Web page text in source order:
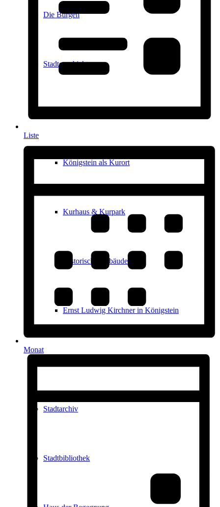
Die Burgen
Stadtgeschichte
Königstein als Kurort
Kurhaus & Kurpark
Historische Gebäude
Ernst Ludwig Kirchner in Königstein
Stadtarchiv
Stadtbibliothek
Liste
Monat